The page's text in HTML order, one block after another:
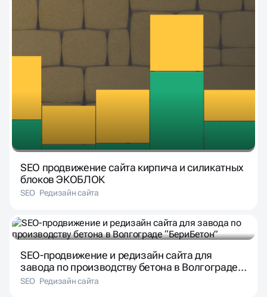
SEO продвижение сайта кирпича и силикатных
блоков ЭКОБЛОК
SEO Редизайн сайта
SEO-продвижение и редизайн сайта для
завода по производству бетона в Волгограде
“БериБетон”
SEO Редизайн сайта